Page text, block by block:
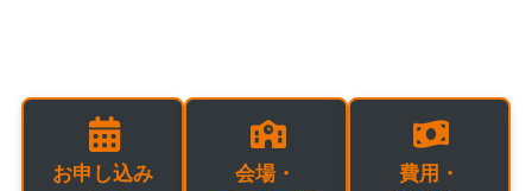
お申し込み
会場・
費用・